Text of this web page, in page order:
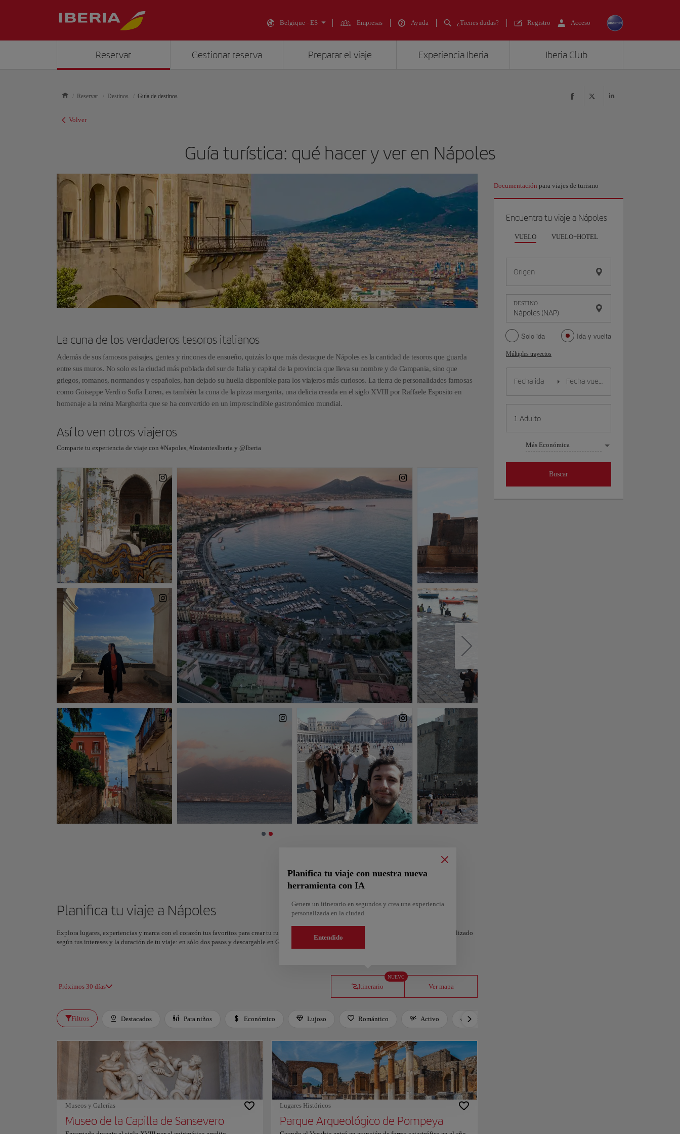
Belgique - ES Empresas Ayuda ¿Tienes dudas? Registro Acceso
Reservar Gestionar reserva Preparar el viaje Experiencia Iberia Iberia Club
Reservar Destinos Guía de destinos
Volver
Guía turística: qué hacer y ver en Nápoles
La cuna de los verdaderos tesoros italianos
Además de sus famosos paisajes, gentes y rincones de ensueño, quizás lo que más destaque de Nápoles es la cantidad de tesoros que guarda
entre sus muros. No solo es la ciudad más poblada del sur de Italia y capital de la provincia que lleva su nombre y de Campania, sino que
griegos, romanos, normandos y españoles, han dejado su huella disponible para los viajeros más curiosos. La tierra de personalidades famosas
como Guiseppe Verdi o Sofía Loren, es también la cuna de la pizza margarita, una delicia creada en el siglo XVIII por Raffaele Esposito en
homenaje a la reina Margherita que se ha convertido en un imprescindible gastronómico mundial.
Así lo ven otros viajeros
Comparte tu experiencia de viaje con #Napoles, #InstantesIberia y @Iberia
Planifica tu viaje a Nápoles
Explora lugares, experiencias y marca con el corazón tus favoritos para crear tu ruta y compartirla. ¿Quieres más ideas? Obtén un itinerario personalizado
según tus intereses y la duración de tu viaje: en sólo dos pasos y descargable en Google Maps.
Próximos 30 días Itinerario
NUEVO
Planifica tu viaje con nuestra nueva
herramienta con IA
Genera un itinerario en segundos y crea una experiencia
personalizada en la ciudad.
Entendido
Ver mapa
Filtros Destacados Para niños Económico Lujoso Romántico Activo Relax
Museos y Galerías
Museo de la Capilla de Sansevero
Lugares Históricos
Parque Arqueológico de Pompeya
Documentación para viajes de turismo
Encuentra tu viaje a Nápoles
VUELO VUELO+HOTEL
Origen
DESTINO
Solo ida Ida y vuelta
Múltiples trayectos
Más Económica
Buscar